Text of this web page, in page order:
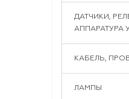
ДАТЧИКИ,
АППАРАТУРА
КАБЕЛЬ,
ЛАМПЫ